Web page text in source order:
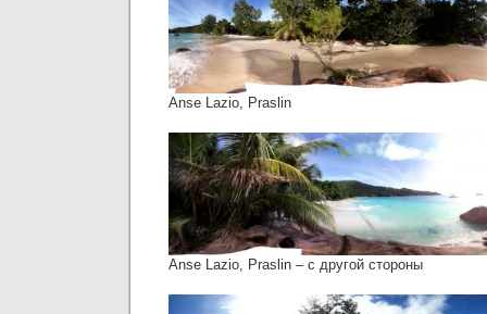
Anse Lazio, Praslin
Anse Lazio, Praslin – с другой стороны